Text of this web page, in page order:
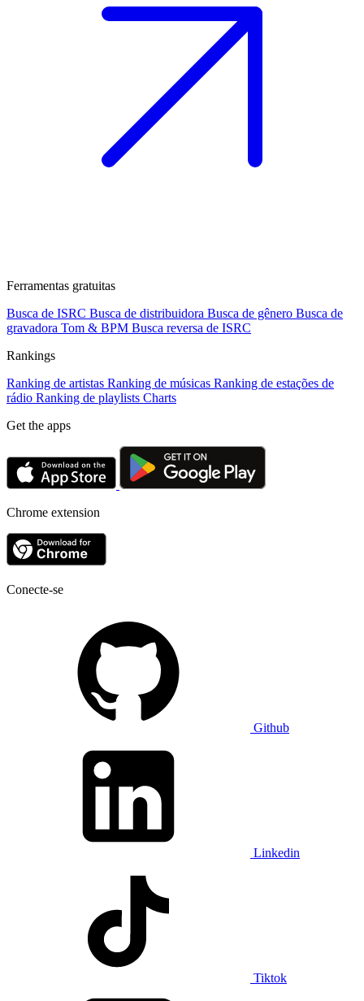
Ferramentas gratuitas
Busca de ISRC Busca de distribuidora Busca de gênero Busca de
gravadora Tom & BPM Busca reversa de ISRC
Rankings
Ranking de artistas Ranking de músicas Ranking de estações de
rádio Ranking de playlists Charts
Get the apps
Chrome extension
Conecte-se
Github
Linkedin
Tiktok